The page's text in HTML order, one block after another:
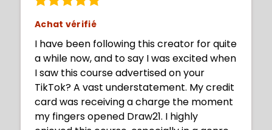
Achat vérifié
I have been following this creator for quite
a while now, and to say I was excited when
I saw this course advertised on your
TikTok? A vast understatement. My credit
card was receiving a charge the moment
my fingers opened Draw21. I highly